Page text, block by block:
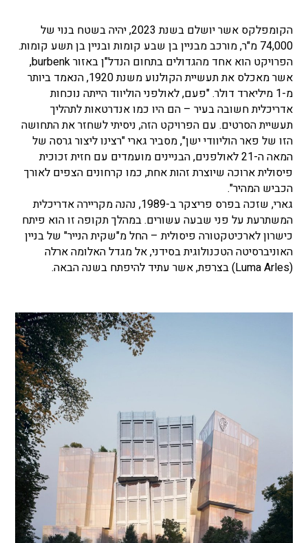
הקומפלקס אשר יושלם בשנת 2023, יהיה בשטח בנוי של
74,000 מ"ר, מורכב מבניין בן שבע קומות ובניין בן תשע קומות.
הפרויקט הוא אחד מהגדולים בתחום הנדל"ן באזור burbenk,
אשר מאכלס את תעשיית הקולנוע משנת 1920, הנאמד ביותר
מ-1 מיליארד דולר. "פעם, לאולפני הוליווד הייתה נוכחות
אדריכלית חשובה בעיר – הם היו כמו אנדרטאות לתהליך
תעשיית הסרטים. עם הפרויקט הזה, ניסיתי לשחזר את התחושה
הזו של פאר הוליוודי ישן", מסביר גארי "רצינו ליצור גרסה של
המאה ה-21 לאולפנים, הבניינים מועמדים עם חזית זכוכית
פיסולית ארוכה שיוצרת זהות אחת, כמו קרחונים הצפים לאורך
הכביש המהיר".
גארי, שזכה בפרס פריצקר ב-1989, נהנה מקריירה אדריכלית
המשתרעת על פני שבעה עשורים. במהלך תקופה זו הוא פיתח
כישרון לארכיטקטורה פיסולית – החל מ"שקית הנייר" של בניין
האוניברסיטה הטכנולוגית בסידני, אל מגדל האלומה ארלה
(Luma Arles) בצרפת, אשר עתיד להיפתח בשנה הבאה.